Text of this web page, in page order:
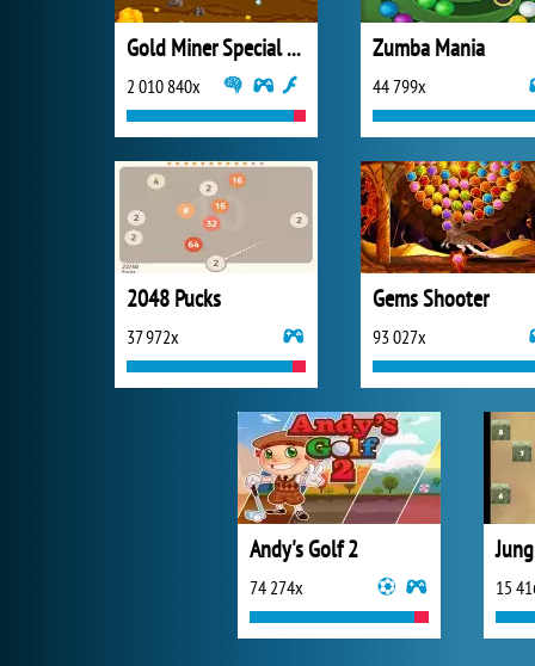
Gold Miner Special Edition
2 010 840x
Zumba Mania
44 799x
2048 Pucks
37 972x
Gems Shooter
93 027x
Andy's Golf 2
74 274x 15